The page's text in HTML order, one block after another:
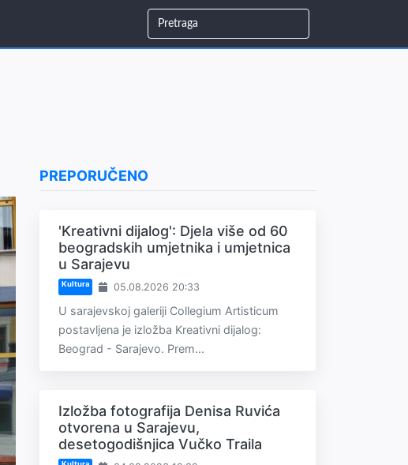
PREPORUČENO
'Kreativni dijalog': Djela više od 60
beogradskih umjetnika i umjetnica
u Sarajevu
Kultura 05.08.2026 20:33
U sarajevskoj galeriji Collegium Artisticum
postavljena je izložba Kreativni dijalog:
Beograd - Sarajevo. Prem...
Izložba fotografija Denisa Ruvića
otvorena u Sarajevu,
desetogodišnjica Vučko Traila